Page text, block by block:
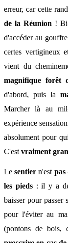
erreur, car cette
de la Réunion !
d'accéder au
certes vertigineux
vient du
magnifique forêt
d'abord, puis la
Marcher là au
expérience
absolument pour
C'est vraiment
Lesentier n'est pas
les pieds: il y a
baisser pour
pour l'éviter au
(pontons de bois,